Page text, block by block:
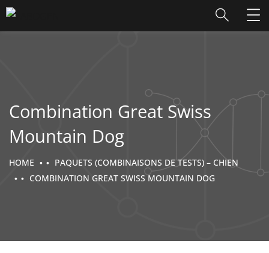
Combination Great Swiss
Mountain Dog
HOME
PAQUETS (COMBINAISONS DE TESTS) – CHIEN
COMBINATION GREAT SWISS MOUNTAIN DOG